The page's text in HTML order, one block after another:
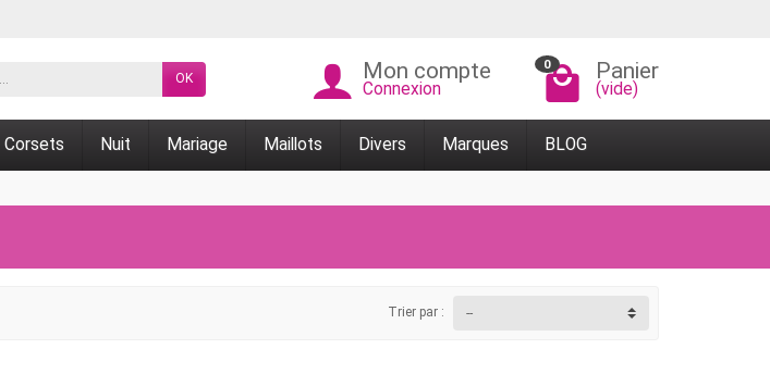
OK Mon compte
Connexion
0 Panier
(vide)
Corsets Nuit Mariage Maillots Divers Marques BLOG
Trier par :